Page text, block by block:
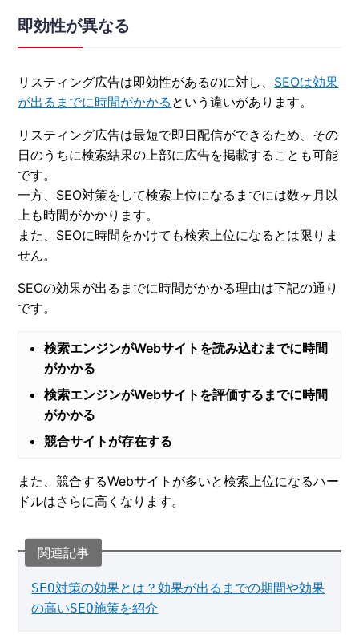
即効性が異なる
リスティング広告は即効性があるのに対し、 SEOは効果
が出るまでに時間がかかる という違いがあります。
リスティング広告は最短で即日配信ができるため、その
日のうちに検索結果の上部に広告を掲載することも可能
です。
一方、SEO対策をして検索上位になるまでには数ヶ月以
上も時間がかかります。
また、SEOに時間をかけても検索上位になるとは限りま
せん。
SEOの効果が出るまでに時間がかかる理由は下記の通り
です。
検索エンジンがWebサイトを読み込むまでに時間
がかかる
検索エンジンがWebサイトを評価するまでに時間
がかかる
競合サイトが存在する
また、競合するWebサイトが多いと検索上位になるハー
ドルはさらに高くなります。
SEO対策の効果とは？効果が出るまでの期間や効果
の高いSEO施策を紹介